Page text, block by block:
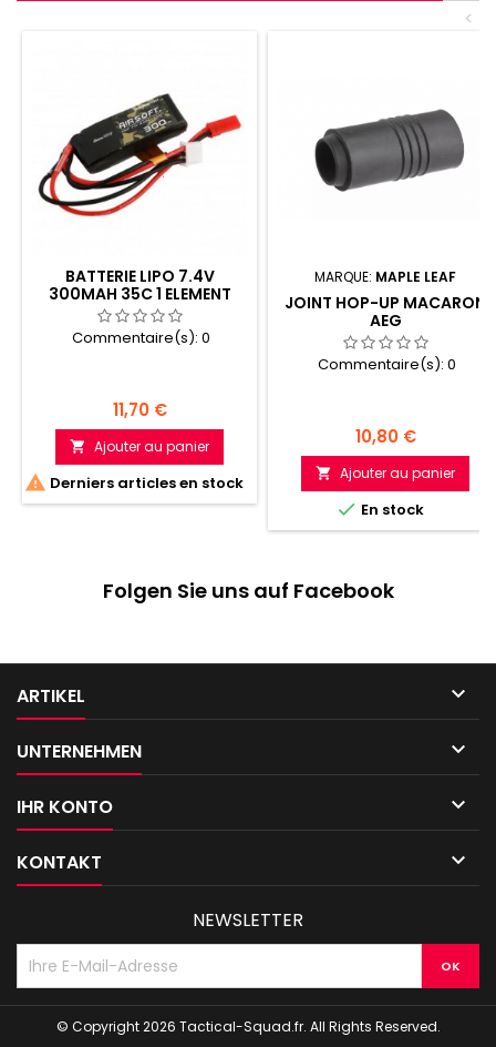
<
BATTERIE LIPO 7.4V
300MAH 35C 1 ELEMENT
JST-SYP PLUG GENSPOW
Commentaire(s): 0
Prix
11,70 €
 Ajouter au panier
 Derniers articles en stock
MARQUE: MAPLE LEAF
JOINT HOP-UP MACARON
AEG
Commentaire(s): 0
Prix
10,80 €
 Ajouter au panier
 En stock
Folgen Sie uns auf Facebook
ARTIKEL 
UNTERNEHMEN 
IHR KONTO 
KONTAKT 
NEWSLETTER
© Copyright 2026 Tactical-Squad.fr. All Rights Reserved.